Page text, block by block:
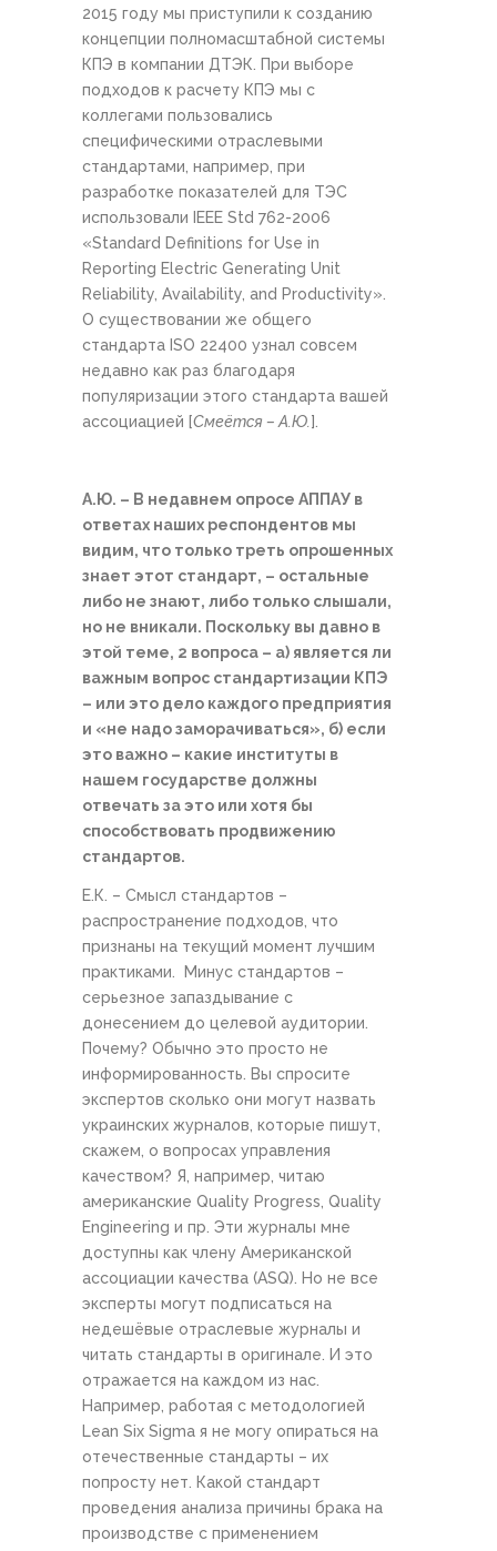
2015 году мы приступили к созданию
концепции полномасштабной системы
КПЭ в компании ДТЭК. При выборе
подходов к расчету КПЭ мы с
коллегами пользовались
специфическими отраслевыми
стандартами, например, при
разработке показателей для ТЭС
использовали IEEE Std 762-2006
«Standard Definitions for Use in
Reporting Electric Generating Unit
Reliability, Availability, and Productivity».
О существовании же общего
стандарта ISO 22400 узнал совсем
недавно как раз благодаря
популяризации этого стандарта вашей
ассоциацией [Смеётся – А.Ю.].
А.Ю. – В недавнем опросе АППАУ в
ответах наших респондентов мы
видим, что только треть опрошенных
знает этот стандарт, – остальные
либо не знают, либо только слышали,
но не вникали. Поскольку вы давно в
этой теме, 2 вопроса – а) является ли
важным вопрос стандартизации КПЭ
– или это дело каждого предприятия
и «не надо заморачиваться», б) если
это важно – какие институты в
нашем государстве должны
отвечать за это или хотя бы
способствовать продвижению
стандартов.
Е.К. – Смысл стандартов –
распространение подходов, что
признаны на текущий момент лучшим
практиками. Минус стандартов –
серьезное запаздывание с
донесением до целевой аудитории.
Почему? Обычно это просто не
информированность. Вы спросите
экспертов сколько они могут назвать
украинских журналов, которые пишут,
скажем, о вопросах управления
качеством? Я, например, читаю
американские Quality Progress, Quality
Engineering и пр. Эти журналы мне
доступны как члену Американской
ассоциации качества (ASQ). Но не все
эксперты могут подписаться на
недешёвые отраслевые журналы и
читать стандарты в оригинале. И это
отражается на каждом из нас.
Например, работая с методологией
Lean Six Sigma я не могу опираться на
отечественные стандарты – их
попросту нет. Какой стандарт
проведения анализа причины брака на
производстве с применением